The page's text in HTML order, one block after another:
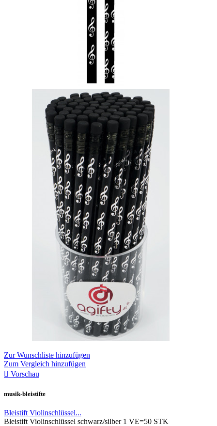
Zur Wunschliste hinzufügen
Zum Vergleich hinzufügen
 Vorschau
musik-bleistifte
Bleistift Violinschlüssel...
Bleistift Violinschlüssel schwarz/silber 1 VE=50 STK